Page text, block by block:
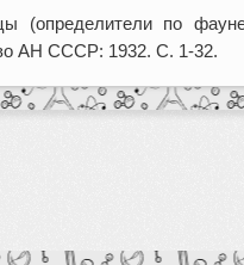
(определители по
АН СССР: 1932. С. 1-32.